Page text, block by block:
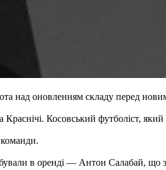
над оновленням складу перед
Косовський футболіст,
в оренді — Антон Салабай,